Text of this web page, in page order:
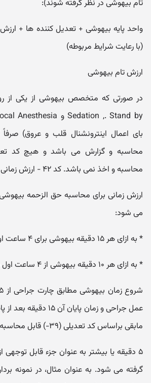
تام بیهوشی در نظر گرفته شوند):
واحد پایه بیهوشی + تعدیل کننده ها +
(با رعایت شرایط مربوطه)
ارزش تام بیهوشی
بای اعمال اینترونشنال قلب و عروق)
محاسبه و گزارش می باشد و هیچ کد
محاسبه و اخذ نمی باشد. کد ۴۲ - ارزش زمانی بیهوشی:
ارزش زمانی برای محاسبه حق الزحمه
می شود:
* به ازای هر ۱۵ دقیقه بیهوشی برای ۴ ساعت اول: ۱ واحد
* به ازای هر ۱۰ دقیقه بیهوشی از ۴ ساعت اول به بعد:۱ واحد
عمل جراحی و زمان پایان
مابقی براساس کد تعدیلی (۳۹-) قابل محاسبه و اخذ می باشد.
گرفته می شود. به عنوان مثال، در نمونه